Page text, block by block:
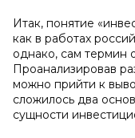
Итак, понятие
как в работах
однако, сам термин
Проанализировав
можно прийти к
сложилось два
сущности